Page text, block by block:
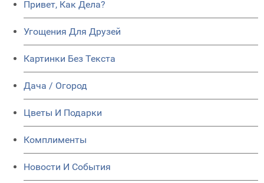
Привет, Как Дела?
Угощения Для Друзей
Картинки Без Текста
Дача / Огород
Цветы И Подарки
Комплименты
Новости И События